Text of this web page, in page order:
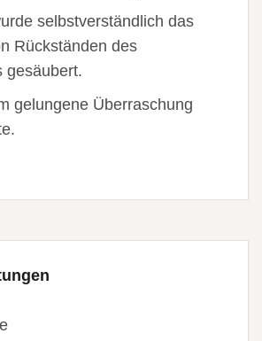
selbstverständlich das
Rückständen des
gesäubert.
gelungene Überraschung